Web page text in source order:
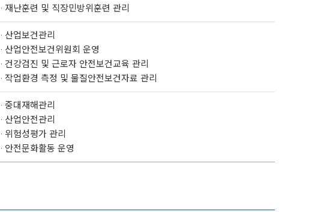
· 재난훈련 및 직장민방위훈련 관리
· 산업보건관리
· 산업안전보건위원회 운영
· 건강검진 및 근로자 안전보건교육 관리
· 작업환경 측정 및 물질안전보건자료 관리
· 중대재해관리
· 산업안전관리
· 위험성평가 관리
· 안전문화활동 운영